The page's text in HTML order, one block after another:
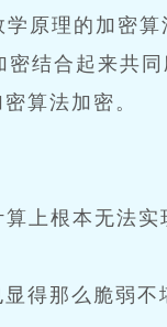
原理的加密
结合起来共同
算法加密。
上根本无法
得那么脆弱不